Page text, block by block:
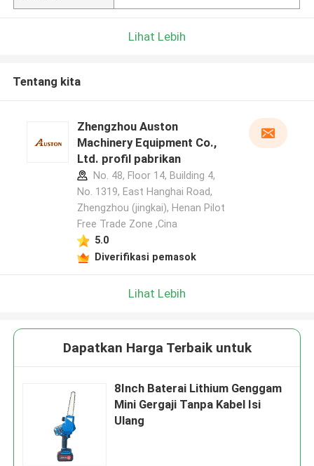
Lihat Lebih
Tentang kita
Zhengzhou Auston
Machinery Equipment Co.,
Ltd. profil pabrikan
No. 48, Floor 14, Building 4,
No. 1319, East Hanghai Road,
Zhengzhou (jingkai), Henan Pilot
Free Trade Zone ,Cina
5.0
Diverifikasi pemasok
Lihat Lebih
Dapatkan Harga Terbaik untuk
8Inch Baterai Lithium Genggam
Mini Gergaji Tanpa Kabel Isi
Ulang